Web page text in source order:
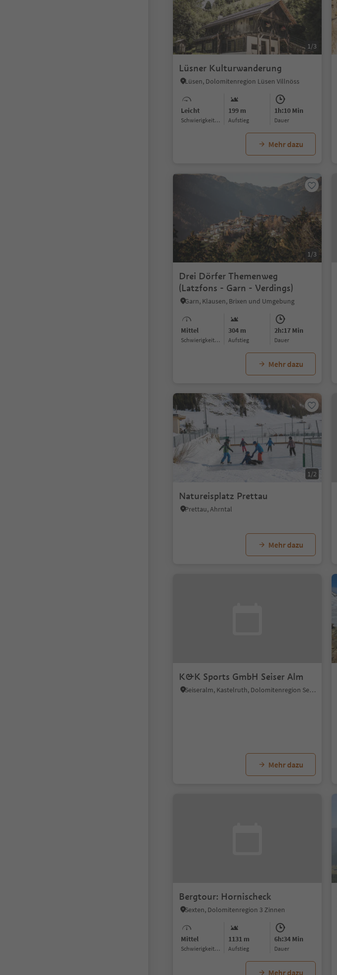
1/3
Lüsner Kulturwanderung
Lüsen, Dolomitenregion Lüsen Villnöss
Leicht
Schwierigkeitsgrad
199 m
Aufstieg
1h:10 Min
Dauer
Mehr dazu
1/3
Drei Dörfer Themenweg
(Latzfons - Garn - Verdings)
Garn, Klausen, Brixen und Umgebung
Mittel
Schwierigkeitsgrad
304 m
Aufstieg
2h:17 Min
Dauer
Mehr dazu
1/2
Natureisplatz Prettau
Prettau, Ahrntal
Mehr dazu
K&K Sports GmbH Seiser Alm
Seiseralm, Kastelruth, Dolomitenregion Seiser Alm
Mehr dazu
Bergtour: Hornischeck
Sexten, Dolomitenregion 3 Zinnen
Mittel
Schwierigkeitsgrad
1131 m
Aufstieg
6h:34 Min
Dauer
Mehr dazu